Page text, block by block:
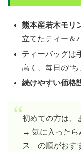
熊本産若木モリ
立てたティー＆
ティーバッグは
高く、毎日の“
続けやすい価格
初めての方は、
→ 気に入ったら
ス、の順がおす